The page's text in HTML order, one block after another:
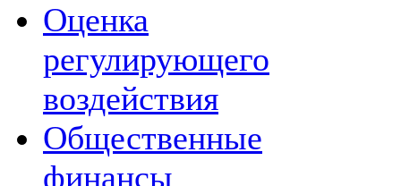
Оценка
регулирующего
воздействия
Общественные
финансы